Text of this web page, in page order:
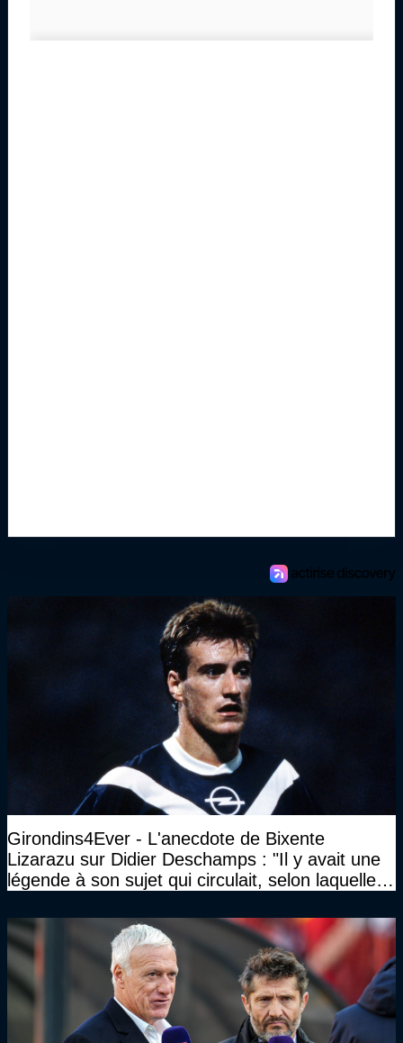
Girondins4Ever - L'anecdote de Bixente
Lizarazu sur Didier Deschamps : "Il y avait une
légende à son sujet qui circulait, selon laquelle il